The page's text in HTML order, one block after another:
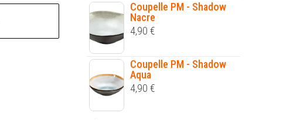
Coupelle PM - Shadow
Nacre
4,90 €
Coupelle PM - Shadow
Aqua
4,90 €